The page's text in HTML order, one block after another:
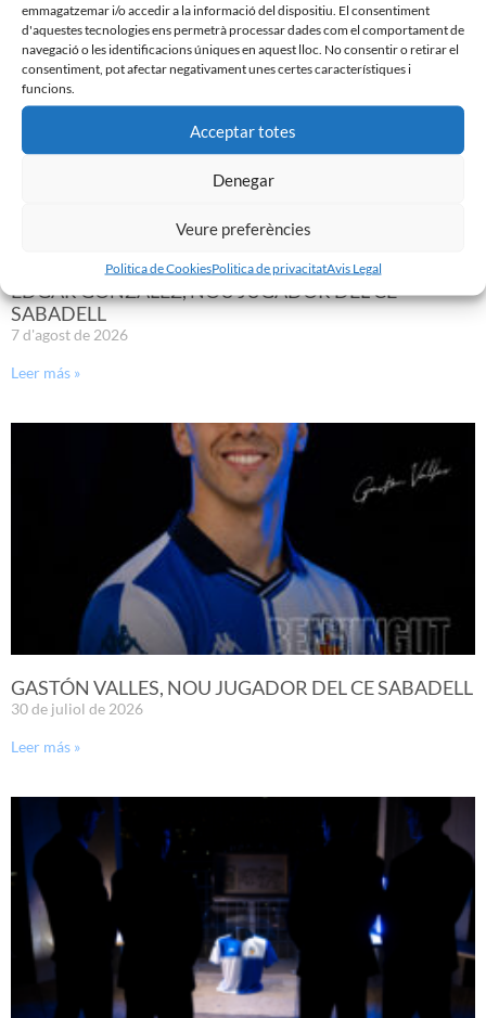
emmagatzemar i/o accedir a la informació del dispositiu. El consentiment
d'aquestes tecnologies ens permetrà processar dades com el comportament de
navegació o les identificacions úniques en aquest lloc. No consentir o retirar el
consentiment, pot afectar negativament unes certes característiques i
funcions.
Acceptar totes
Denegar
Veure preferències
Politica de CookiesPolitica de privacitatAvis Legal
EDGAR GONZÁLEZ, NOU JUGADOR DEL CE
SABADELL
7 d'agost de 2026
Leer más »
GASTÓN VALLES, NOU JUGADOR DEL CE SABADELL
30 de juliol de 2026
Leer más »